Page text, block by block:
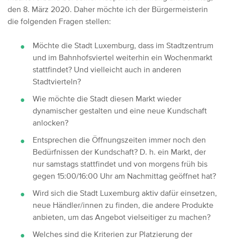
den 8. März 2020. Daher möchte ich der Bürgermeisterin
die folgenden Fragen stellen:
Möchte die Stadt Luxemburg, dass im Stadtzentrum
und im Bahnhofsviertel weiterhin ein Wochenmarkt
stattfindet? Und vielleicht auch in anderen
Stadtvierteln?
Wie möchte die Stadt diesen Markt wieder
dynamischer gestalten und eine neue Kundschaft
anlocken?
Entsprechen die Öffnungszeiten immer noch den
Bedürfnissen der Kundschaft? D. h. ein Markt, der
nur samstags stattfindet und von morgens früh bis
gegen 15:00/16:00 Uhr am Nachmittag geöffnet hat?
Wird sich die Stadt Luxemburg aktiv dafür einsetzen,
neue Händler/innen zu finden, die andere Produkte
anbieten, um das Angebot vielseitiger zu machen?
Welches sind die Kriterien zur Platzierung der